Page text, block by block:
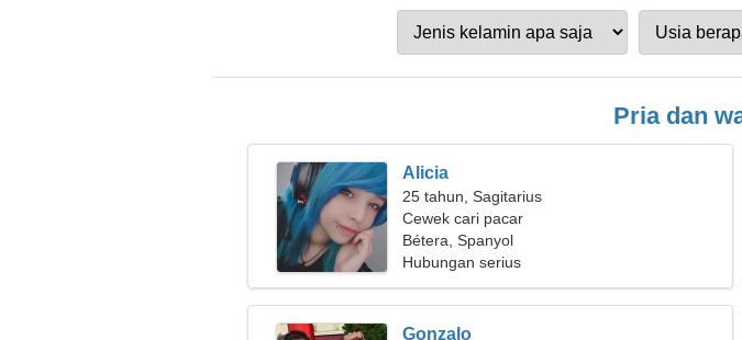
Pria dan
Alicia
25 tahun, Sagitarius
Cewek cari pacar
Bétera, Spanyol
Hubungan serius
Gonzalo